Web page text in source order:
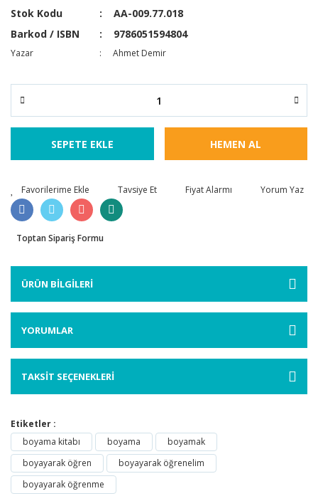
Stok Kodu
AA-009.77.018
Barkod / ISBN
9786051594804
Yazar Ahmet Demir
SEPETE EKLE HEMEN AL
Tavsiye Et Fiyat Alarmı Yorum Yaz
Toptan Sipariş Formu
ÜRÜN BİLGİLERİ
YORUMLAR
TAKSİT SEÇENEKLERİ
Etiketler :
boyama kitabı
boyama
boyamak
boyayarak öğren
boyayarak öğrenelim
boyayarak öğrenme